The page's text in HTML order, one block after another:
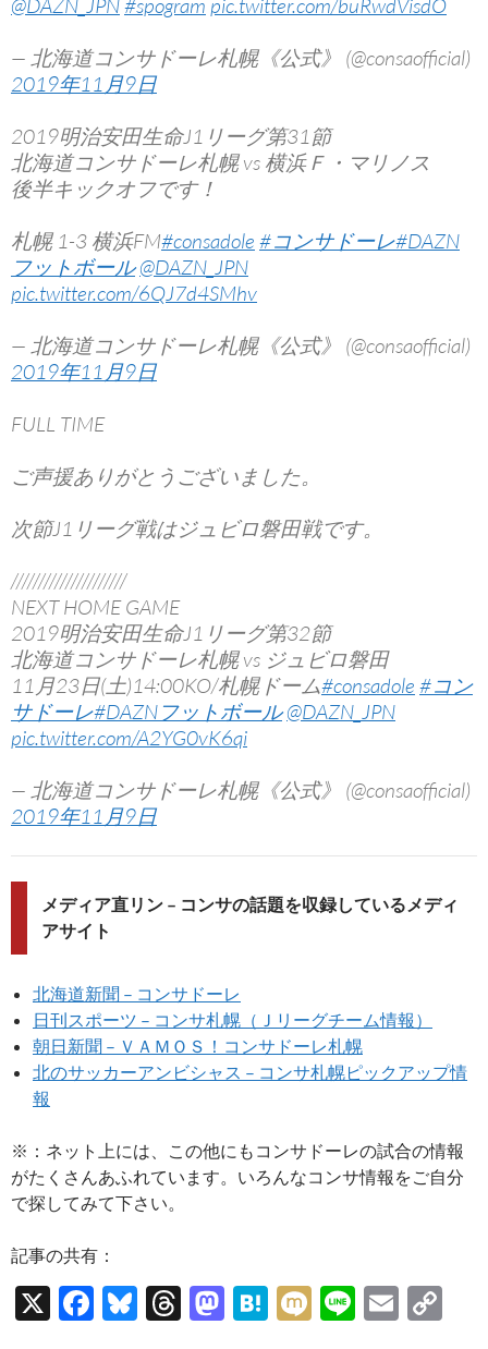
— 北海道コンサドーレ札幌《公式》 (@consaofficial)
2019年11月9日
2019明治安田生命J1リーグ第31節
北海道コンサドーレ札幌 vs 横浜Ｆ・マリノス
後半キックオフです！
札幌 1-3 横浜FM#consadole #コンサドーレ#DAZN
フットボール @DAZN_JPN
pic.twitter.com/6QJ7d4SMhv
— 北海道コンサドーレ札幌《公式》 (@consaofficial)
2019年11月9日
FULL TIME
ご声援ありがとうございました。
次節J1リーグ戦はジュビロ磐田戦です。
/////////////////////
NEXT HOME GAME
2019明治安田生命J1リーグ第32節
北海道コンサドーレ札幌 vs ジュビロ磐田
11月23日(土)14:00KO/札幌ドーム#consadole #コン
サドーレ#DAZNフットボール @DAZN_JPN
pic.twitter.com/A2YG0vK6qi
— 北海道コンサドーレ札幌《公式》 (@consaofficial)
2019年11月9日
メディア直リン – コンサの話題を収録しているメディ
アサイト
北海道新聞 – コンサドーレ
日刊スポーツ – コンサ札幌（Ｊリーグチーム情報）
朝日新聞 – ＶＡＭＯＳ！コンサドーレ札幌
北のサッカーアンビシャス – コンサ札幌ピックアップ情
報
※：ネット上には、この他にもコンサドーレの試合の情報
がたくさんあふれています。いろんなコンサ情報をご自分
で探してみて下さい。
記事の共有：
X
F
Bl T
M H
M Li
E